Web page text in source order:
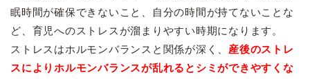
眠時間が確保できないこと、自分の時間が持てないことな
ど、育児へのストレスが溜まりやすい時期になります。
ストレスはホルモンバランスと関係が深く、 産後のストレ
スによりホルモンバランスが乱れるとシミができやすくな